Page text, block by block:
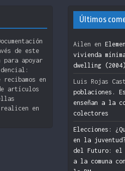
de este
para apoyar
recibamos en
artículos
en
Últimos
Ailen en
vivienda
dwelling (2004)
Luis Rojas
poblaciones.
enseñan a la
colectores
Elecciones:
en la
del Futuro: el
a la comuna